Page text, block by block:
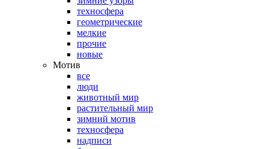
техносфера
геометрические
мелкие
прочие
новые
Мотив
все
люди
животный мир
растительный мир
зимний мотив
техносфера
надписи